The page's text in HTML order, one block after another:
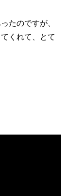
たのですが、
くれて、とて